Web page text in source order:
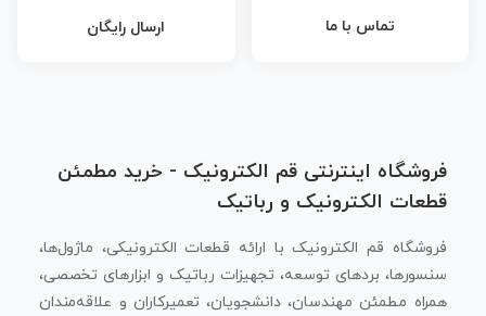
تماس با ما ارسال رایگان
فروشگاه اینترنتی قم الکترونیک - خرید مطمئن
قطعات الکترونیک و رباتیک
فروشگاه قم الکترونیک با ارائه قطعات الکترونیکی، ماژول‌ها،
سنسورها، بردهای توسعه، تجهیزات رباتیک و ابزارهای تخصصی،
همراه مطمئن مهندسان، دانشجویان، تعمیرکاران و علاقه‌مندان